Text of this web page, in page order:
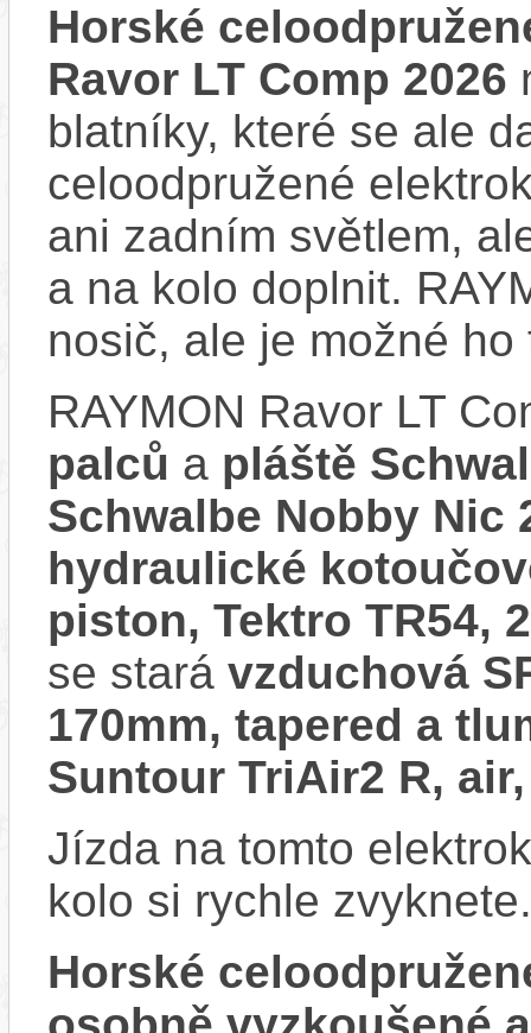
Horské
Ravor LT Comp 2026
blatníky, které se ale
celoodpružené
ani zadním světlem,
a na kolo doplnit.
nosič, ale je možné
RAYMON Ravor LT
palců a pláště
Schwalbe Nobby Nic
hydraulické
piston, Tektro TR54,
se stará vzduchová
170mm, tapered a
Suntour TriAir2 R,
Jízda na tomto
kolo si rychle zvyknete.
Horské